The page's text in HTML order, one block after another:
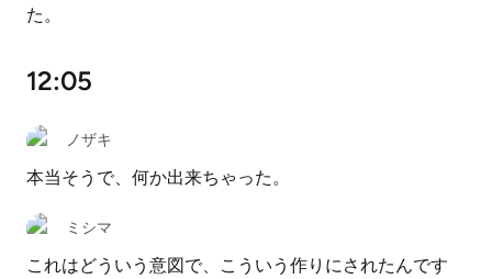
た。
12:05
ノザキ
本当そうで、何か出来ちゃった。
ミシマ
これはどういう意図で、こういう作りにされたんです